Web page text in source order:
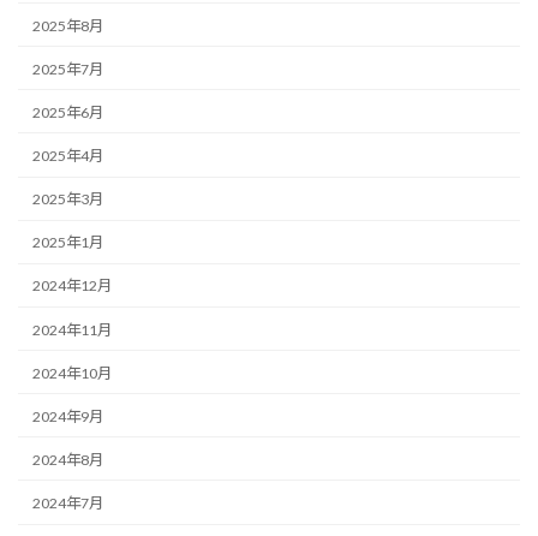
2025年8月
2025年7月
2025年6月
2025年4月
2025年3月
2025年1月
2024年12月
2024年11月
2024年10月
2024年9月
2024年8月
2024年7月